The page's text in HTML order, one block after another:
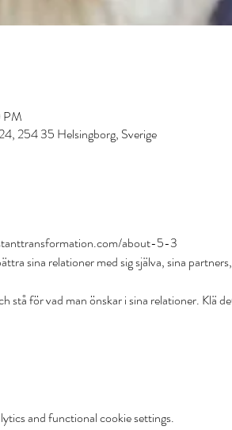
PM
254 35 Helsingborg, Sverige
about-5-3
sina relationer med sig själva, sina
stå för vad man önskar i sina relationer. Klä
and functional cookie settings.